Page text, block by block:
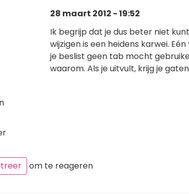
28 maart 2012 - 19:52
Ik begrijp dat je dus beter niet
wijzigen is een heidens karwei.
je beslist geen tab mocht
waarom. Als je uitvult, krijg je
om te reageren